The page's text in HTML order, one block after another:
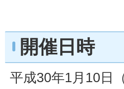
開催日時
平成30年1月10日